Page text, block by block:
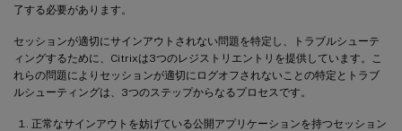
了する必要があります。
セッションが適切にサインアウトされない問題を特定し、トラブルシューテ
ィングするために、Citrixは3つのレジストリエントリを提供しています。こ
れらの問題によりセッションが適切にログオフされないことの特定とトラブ
ルシューティングは、3つのステップからなるプロセスです。
正常なサインアウトを妨げている公開アプリケーションを持つセッション